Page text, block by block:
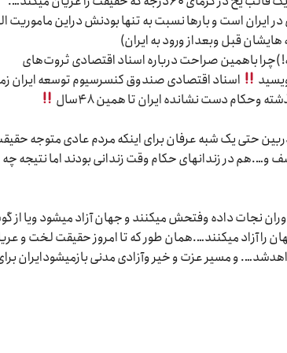
است و بارها نسبت به تنها بودنش دراین ماموریت
قبل وبعداز ورود به ایران)
)چرا باهمین صراحت درباره اسناد اقتصادی ثروت‌های
اسناد اقتصادی صندوق کنسرسیوم توسعه ایران
دست نشانده ایران تا همین ۴۸سال
حتی یک شبه عرفان برای اینکه مردم عادی متوجه
در زندانهای حکام وقت زندانی بودند اما نتیجه چه
نجات داده وفتحش میکنند و جهان آزاد میشود ویا از
را آزاد میکنند….همان طور که تا امروز حقیقت لخت و
و مسیر عزت و خیر وآزادی مدنی بازمیشودایران